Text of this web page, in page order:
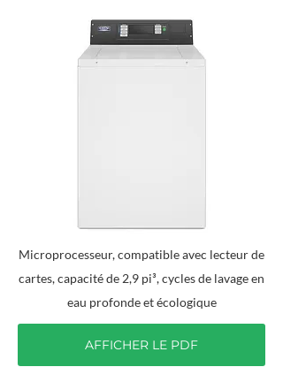
Microprocesseur, compatible avec lecteur de
cartes, capacité de 2,9 pi³, cycles de lavage en
eau profonde et écologique
AFFICHER LE PDF